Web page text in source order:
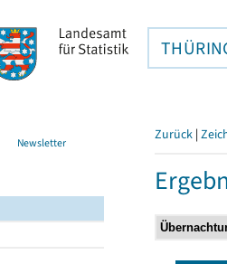
Newsletter Zurück |